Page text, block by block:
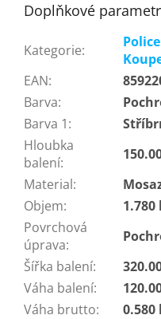
Doplňkové
Kategorie:
EAN:
Barva:
Barva 1:
Hloubka
balení:
Material:
Objem:
1.780 l
Povrchová
úprava:
Šířka balení:
Váha balení:
Váha brutto:
0.580